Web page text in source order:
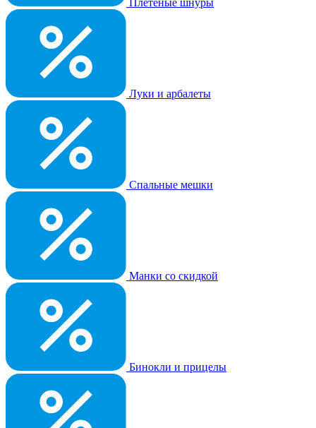
Плетеные шнуры
Луки и арбалеты
Спальные мешки
Манки со скидкой
Бинокли и прицелы